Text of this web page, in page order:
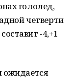
гололед,
четверти
-4,+1
ожидается